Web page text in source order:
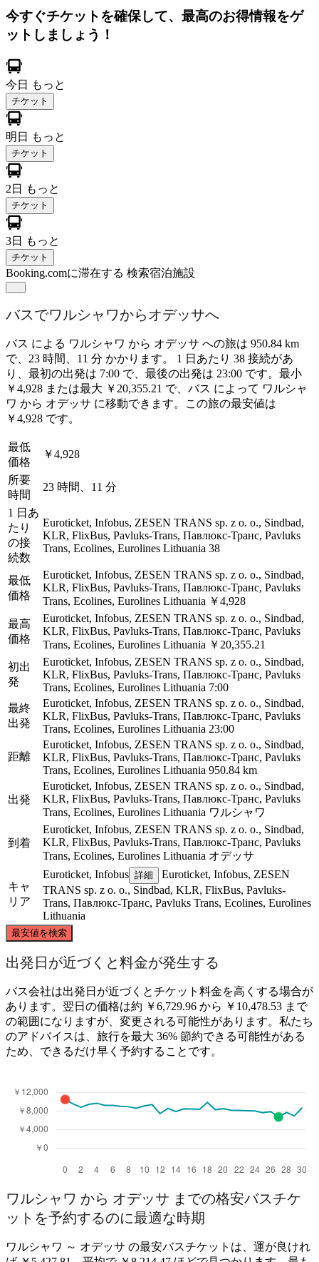
今すぐチケットを確保して、最高のお得情報をゲ
ットしましょう！
今日 もっと
チケット
明日 もっと
チケット
2日 もっと
チケット
3日 もっと
チケット
Booking.comに滞在する 検索宿泊施設
バスでワルシャワからオデッサへ
バス による ワルシャワ から オデッサ への旅は 950.84 km
で、23 時間、11 分 かかります。 1 日あたり 38 接続があ
り、最初の出発は 7:00 で、最後の出発は 23:00 です。最小
￥4,928 または最大 ￥20,355.21 で、バス によって ワルシャ
ワ から オデッサ に移動できます。この旅の最安値は
￥4,928 です。
最低
価格
￥4,928
所要
時間
23 時間、11 分
1 日あ
たり
の接
続数
Euroticket, Infobus, ZESEN TRANS sp. z o. o., Sindbad,
KLR, FlixBus, Pavluks-Trans, Павлюкс-Транс, Pavluks
Trans, Ecolines, Eurolines Lithuania 38
最低
価格
Euroticket, Infobus, ZESEN TRANS sp. z o. o., Sindbad,
KLR, FlixBus, Pavluks-Trans, Павлюкс-Транс, Pavluks
Trans, Ecolines, Eurolines Lithuania ￥4,928
最高
価格
Euroticket, Infobus, ZESEN TRANS sp. z o. o., Sindbad,
KLR, FlixBus, Pavluks-Trans, Павлюкс-Транс, Pavluks
Trans, Ecolines, Eurolines Lithuania ￥20,355.21
初出
発
Euroticket, Infobus, ZESEN TRANS sp. z o. o., Sindbad,
KLR, FlixBus, Pavluks-Trans, Павлюкс-Транс, Pavluks
Trans, Ecolines, Eurolines Lithuania 7:00
最終
出発
Euroticket, Infobus, ZESEN TRANS sp. z o. o., Sindbad,
KLR, FlixBus, Pavluks-Trans, Павлюкс-Транс, Pavluks
Trans, Ecolines, Eurolines Lithuania 23:00
距離
Euroticket, Infobus, ZESEN TRANS sp. z o. o., Sindbad,
KLR, FlixBus, Pavluks-Trans, Павлюкс-Транс, Pavluks
Trans, Ecolines, Eurolines Lithuania 950.84 km
出発
Euroticket, Infobus, ZESEN TRANS sp. z o. o., Sindbad,
KLR, FlixBus, Pavluks-Trans, Павлюкс-Транс, Pavluks
Trans, Ecolines, Eurolines Lithuania ワルシャワ
到着
Euroticket, Infobus, ZESEN TRANS sp. z o. o., Sindbad,
KLR, FlixBus, Pavluks-Trans, Павлюкс-Транс, Pavluks
Trans, Ecolines, Eurolines Lithuania オデッサ
キャ
リア
Euroticket, Infobus 詳細
Euroticket, Infobus, ZESEN
TRANS sp. z o. o., Sindbad, KLR, FlixBus, Pavluks-
Trans, Павлюкс-Транс, Pavluks Trans, Ecolines, Eurolines
Lithuania
最安値を検索
Warsaw
Odesa
出発日が近づくと料金が発生する
バス会社は出発日が近づくとチケット料金を高くする場合が
あります。翌日の価格は約 ￥6,729.96 から ￥10,478.53 まで
の範囲になりますが、変更される可能性があります。私たち
のアドバイスは、旅行を最大 36% 節約できる可能性がある
ため、できるだけ早く予約することです。
ワルシャワ から オデッサ までの格安バスチケ
ットを予約するのに最適な時期
ワルシャワ ～ オデッサ の最安バスチケットは、運が良けれ